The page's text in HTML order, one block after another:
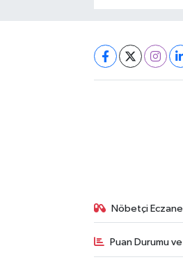
Nöbetçi
Puan Durumu